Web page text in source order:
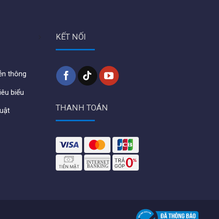
thông
biểu
KẾT NỐI
THANH TOÁN